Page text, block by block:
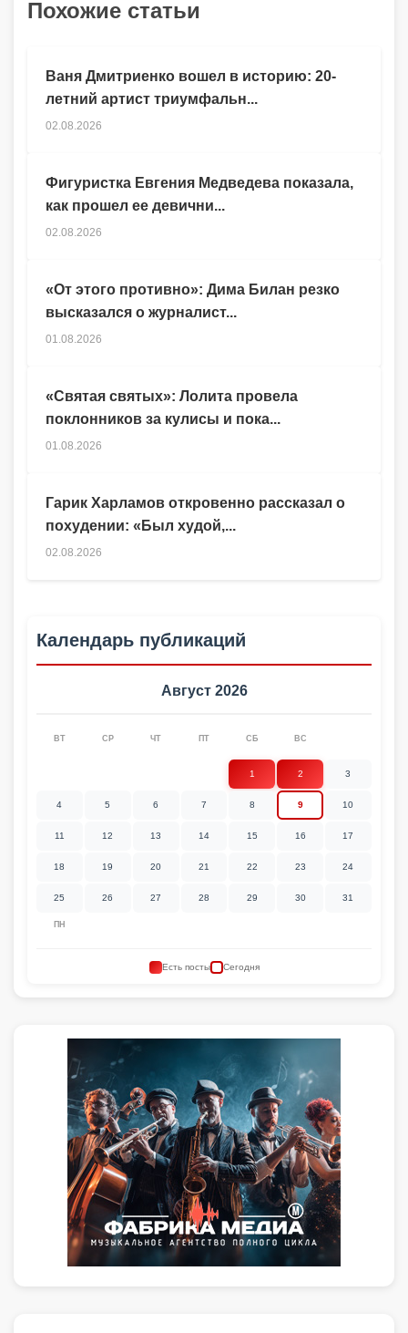
Похожие статьи
Гарик Харламов откровенно рассказал о
похудении: «Был худой,...
02.08.2026
Ваня Дмитриенко вошел в историю: 20-
летний артист триумфальн...
02.08.2026
Фигуристка Евгения Медведева показала,
как прошел ее девични...
02.08.2026
«От этого противно»: Дима Билан резко
высказался о журналист...
01.08.2026
«Святая святых»: Лолита провела
поклонников за кулисы и пока...
01.08.2026
Календарь публикаций
Август 2026
ПН
ВТ СР ЧТ ПТ СБ ВС
1 2 3
4 5 6 7 8 9 10
11 12 13 14 15 16 17
18 19 20 21 22 23 24
25 26 27 28 29 30 31
Есть посты Сегодня